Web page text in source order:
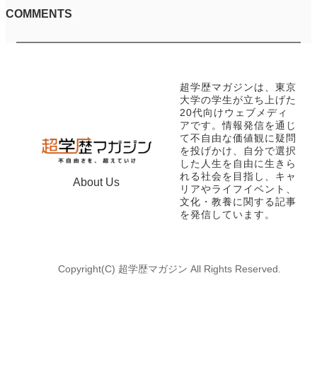
COMMENTS
About Us
超学歴マガジンは、東京
大学の学生が立ち上げた
20代向けウェブメディ
アです。情報発信を通じ
て不自由な価値観に疑問
を投げかけ、自分で選択
した人生を自由に生きら
れる社会を目指し、キャ
リアやライフイベント、
文化・教養に関する記事
を発信しています。
Copyright(C) 超学歴マガジン All Rights Reserved.